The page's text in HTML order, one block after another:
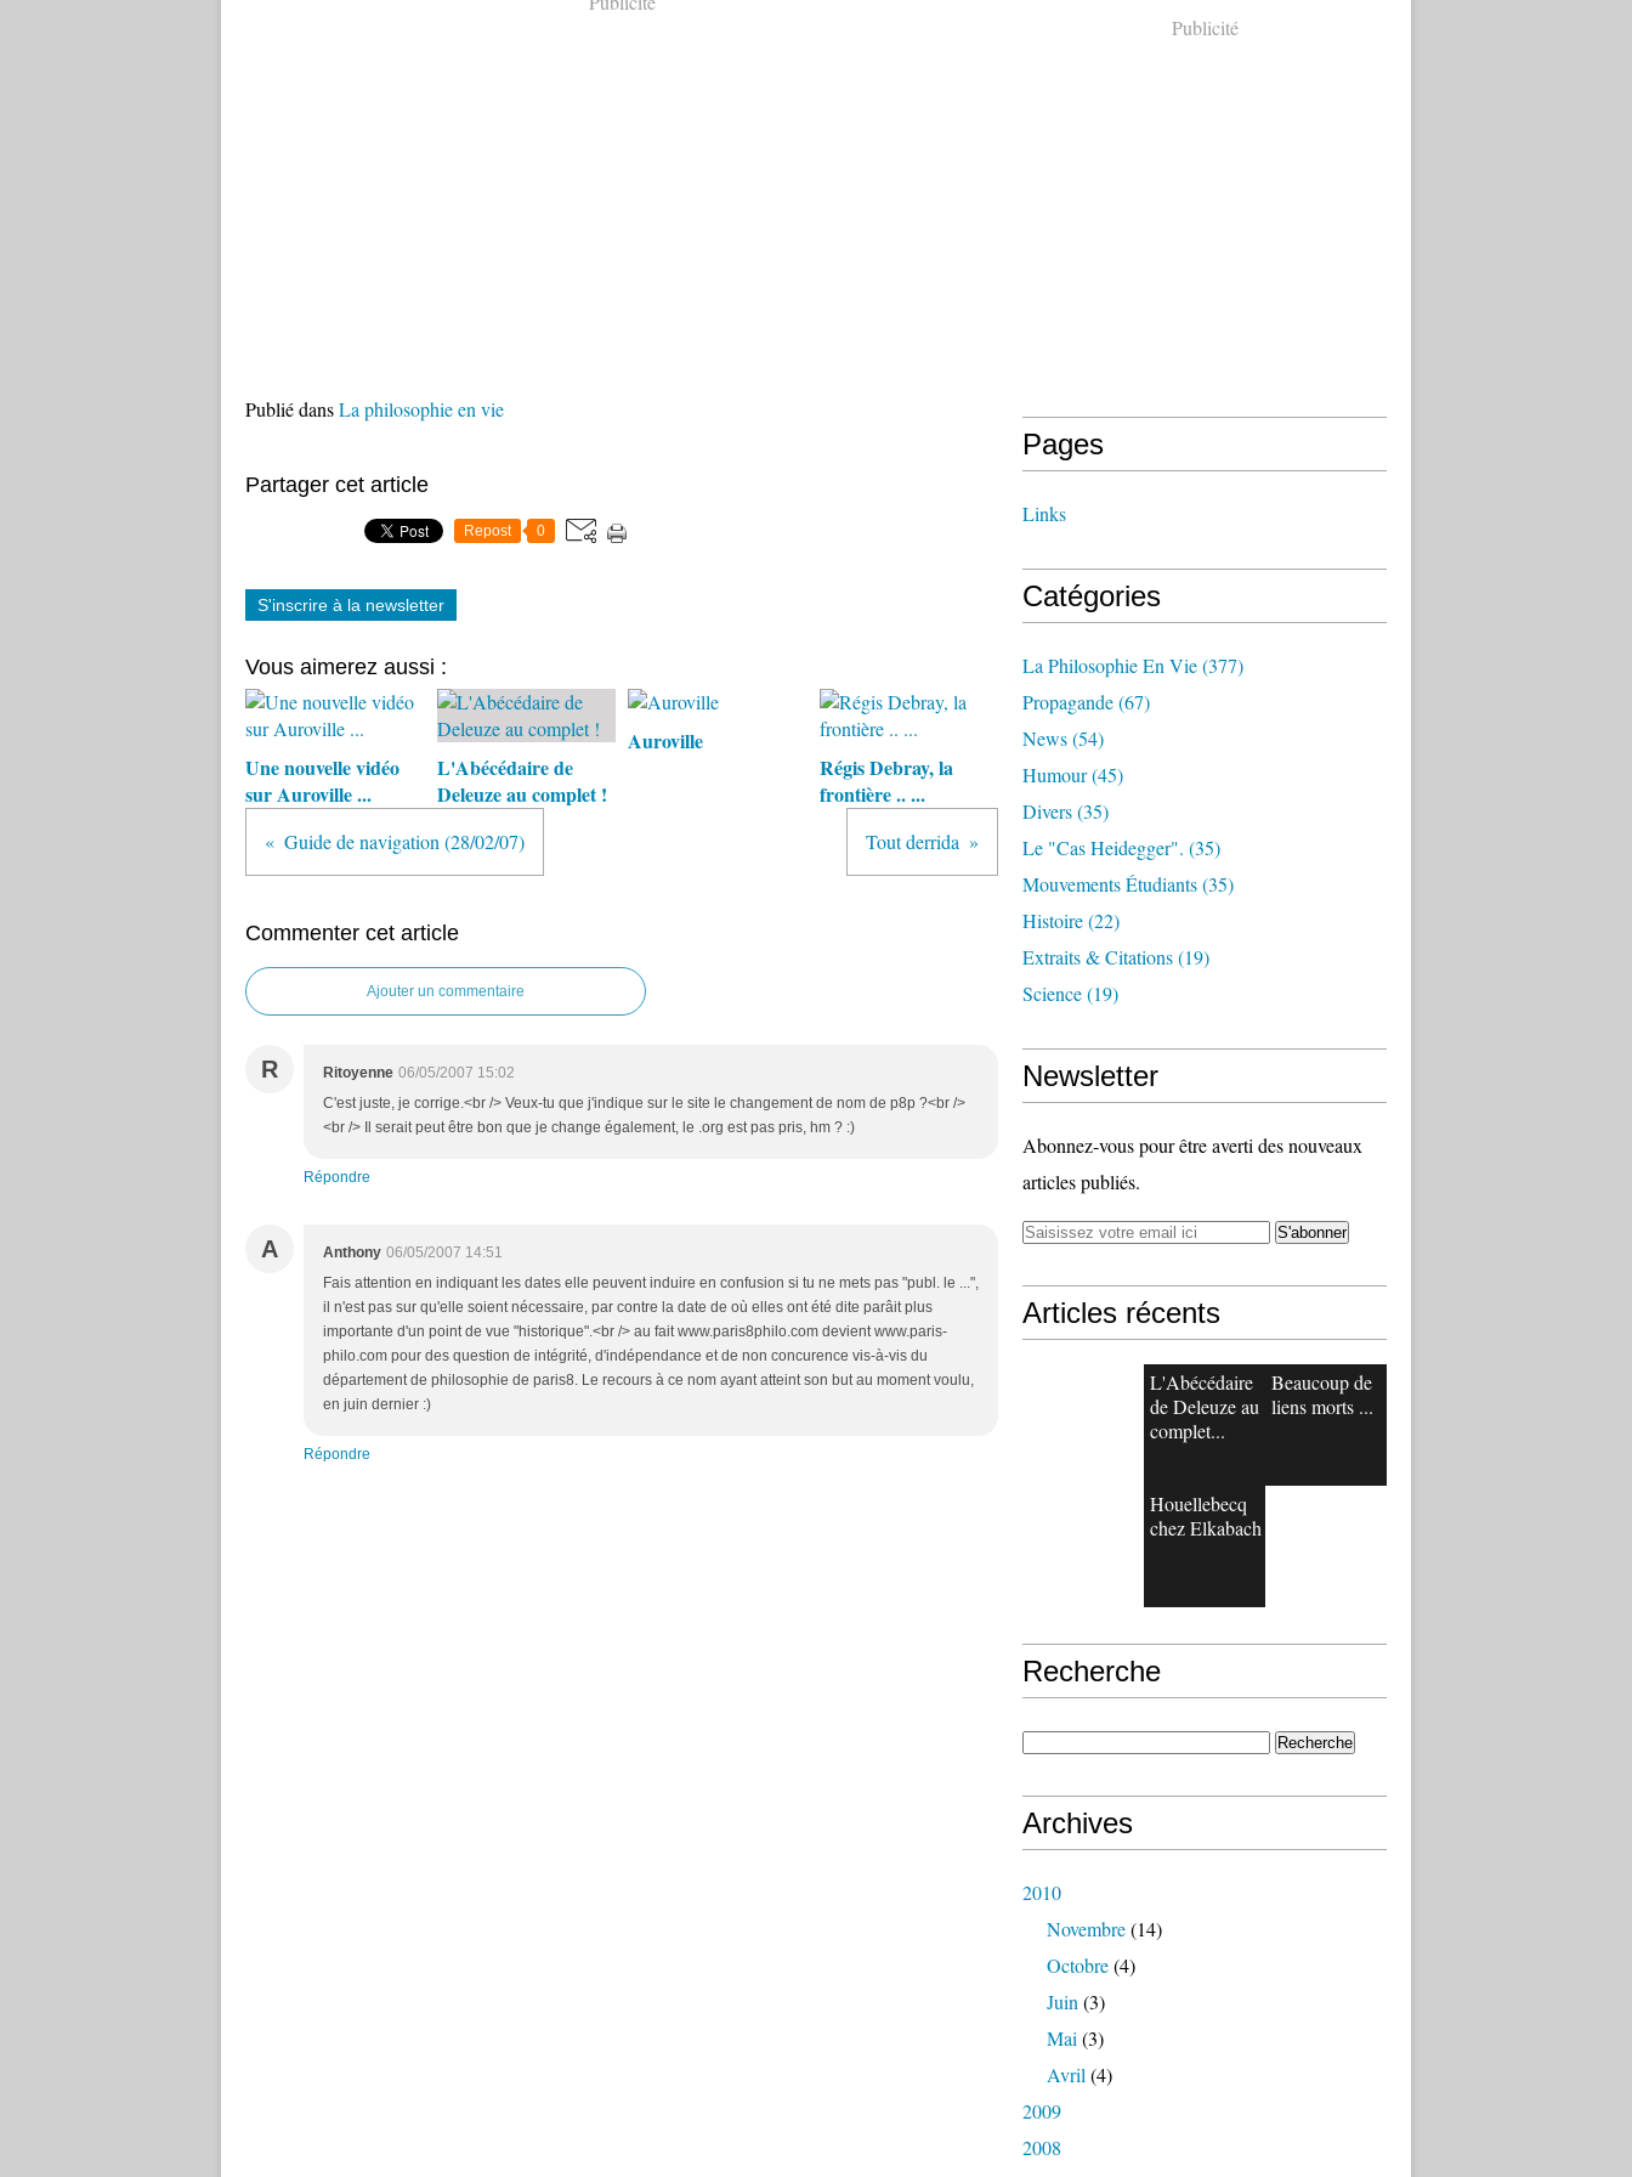
Publié dansLa philosophie en vie
Partager cet article
Repost 0
S'inscrire à la newsletter
Vous aimerez aussi :
Une nouvelle vidéo
sur Auroville ...
L'Abécédaire de
Deleuze au complet !
Auroville
Régis Debray, la
frontière .. ...
Guide de navigation (28/02/07) Tout derrida
Commenter cet article
Ajouter un commentaire
R Ritoyenne 06/05/2007 15:02
C'est juste, je corrige.<br /> Veux-tu que j'indique sur le site le changement de nom de p8p ?<br />
<br /> Il serait peut être bon que je change également, le .org est pas pris, hm ? :)
Répondre
A Anthony 06/05/2007 14:51
Fais attention en indiquant les dates elle peuvent induire en confusion si tu ne mets pas "publ. le ...",
il n'est pas sur qu'elle soient nécessaire, par contre la date de où elles ont été dite parâit plus
importante d'un point de vue "historique".<br /> au fait www.paris8philo.com devient www.paris-
philo.com pour des question de intégrité, d'indépendance et de non concurence vis-à-vis du
département de philosophie de paris8. Le recours à ce nom ayant atteint son but au moment voulu,
en juin dernier :)
Répondre
Publicité
Pages
Links
Catégories
La Philosophie En Vie(377)
Propagande(67)
News(54)
Humour(45)
Divers(35)
Le "cas Heidegger". (35)
Mouvements Étudiants(35)
Histoire(22)
Extraits & Citations(19)
Science(19)
Newsletter
Abonnez-vous pour être averti des nouveaux
articles publiés.
Articles récents
L'Abécédaire
de Deleuze au
complet...
Beaucoup de
liens morts ...
Houellebecq
chez Elkabach
Recherche
Archives
2010
Novembre(14)
Octobre(4)
Juin (3)
Mai (3)
Avril (4)
2009
2008